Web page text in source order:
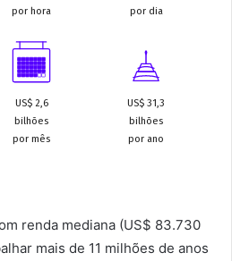
renda mediana (US$ 83.730
mais de 11 milhões de anos